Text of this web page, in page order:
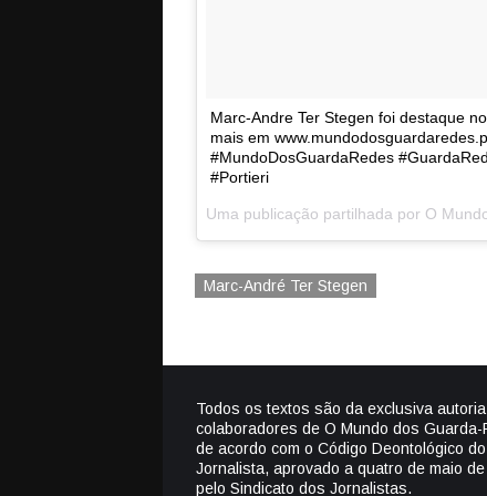
Marc-Andre Ter Stegen foi destaque
mais em
#MundoDosGuardaRedes
#Portieri
Marc-André Ter Stegen
Todos os textos são da exclusiva
colaboradores de O Mundo dos Guarda-
de acordo com o Código Deontológico do
Jornalista, aprovado a quatro de maio
pelo Sindicato dos Jornalistas.